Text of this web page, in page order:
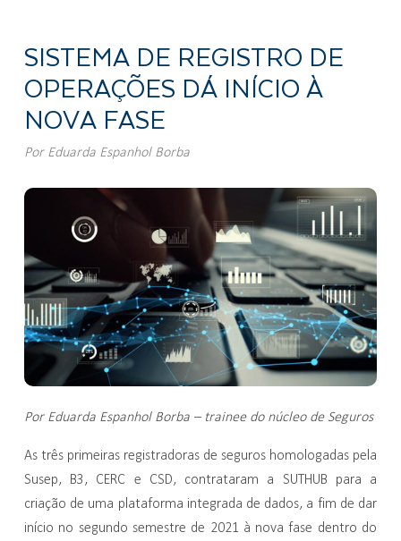
SISTEMA DE REGISTRO DE
OPERAÇÕES DÁ INÍCIO À
NOVA FASE
Por Eduarda Espanhol Borba
Por Eduarda Espanhol Borba – trainee do núcleo de Seguros
As três primeiras registradoras de seguros homologadas pela
Susep, B3, CERC e CSD, contrataram a SUTHUB para a
criação de uma plataforma integrada de dados, a fim de dar
início no segundo semestre de 2021 à nova fase dentro do